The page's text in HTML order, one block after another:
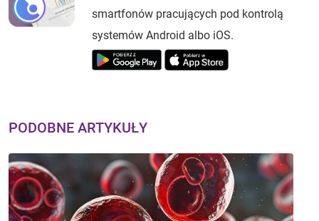
smartfonów pracujących pod kontrolą
systemów Android albo iOS.
PODOBNE ARTYKUŁY